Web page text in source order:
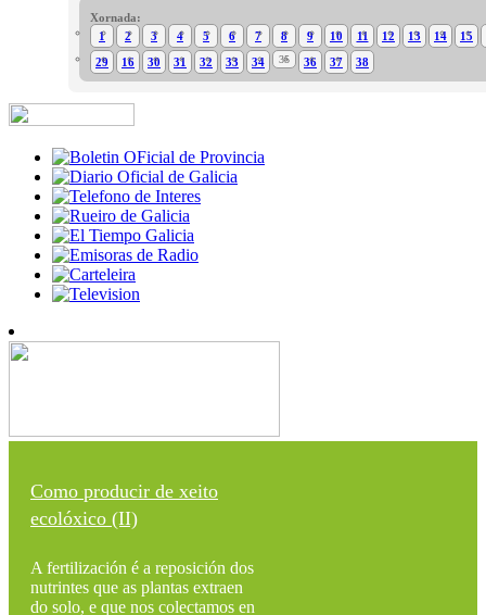
Xornada:
1
2 3 4 5 6 7 8 9 10 11 12 13 14
15
29
16 30 31 32 33 34 35 36 37 38
Como producir de xeito
ecolóxico (II)
A fertilización é a reposición dos
nutrintes que as plantas extraen
do solo, e que nos colectamos en